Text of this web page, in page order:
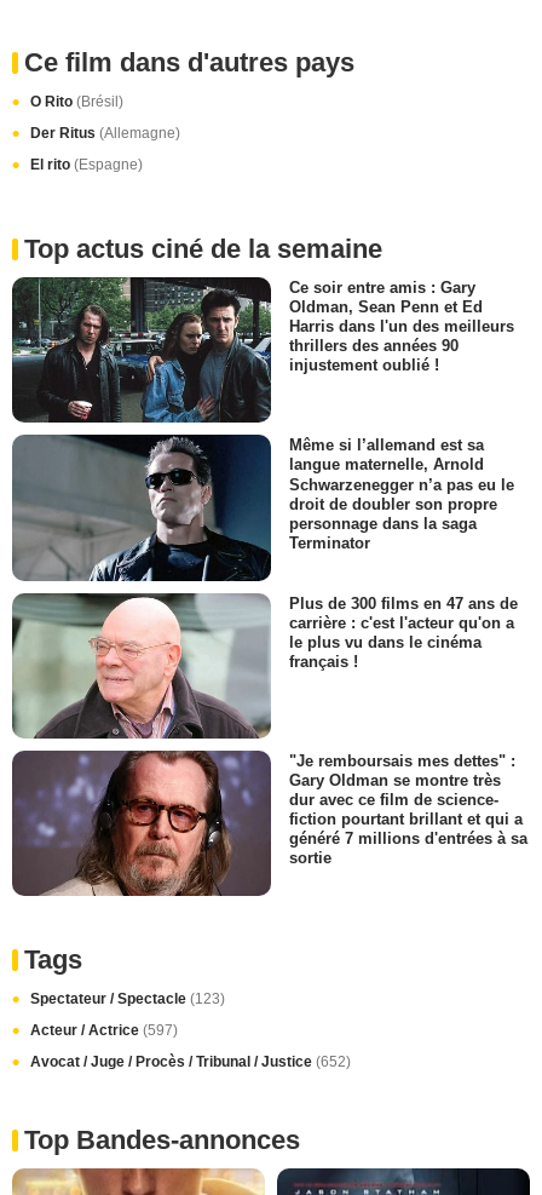
Ce film dans d'autres pays
O Rito (Brésil)
Der Ritus (Allemagne)
El rito (Espagne)
Top actus ciné de la semaine
Ce soir entre amis : Gary
Oldman, Sean Penn et Ed
Harris dans l'un des meilleurs
thrillers des années 90
injustement oublié !
Même si l’allemand est sa
langue maternelle, Arnold
Schwarzenegger n’a pas eu le
droit de doubler son propre
personnage dans la saga
Terminator
Plus de 300 films en 47 ans de
carrière : c'est l'acteur qu'on a
le plus vu dans le cinéma
français !
"Je remboursais mes dettes" :
Gary Oldman se montre très
dur avec ce film de science-
fiction pourtant brillant et qui a
généré 7 millions d'entrées à sa
sortie
Tags
Spectateur / Spectacle (123)
Acteur / Actrice (597)
Avocat / Juge / Procès / Tribunal / Justice (652)
Top Bandes-annonces